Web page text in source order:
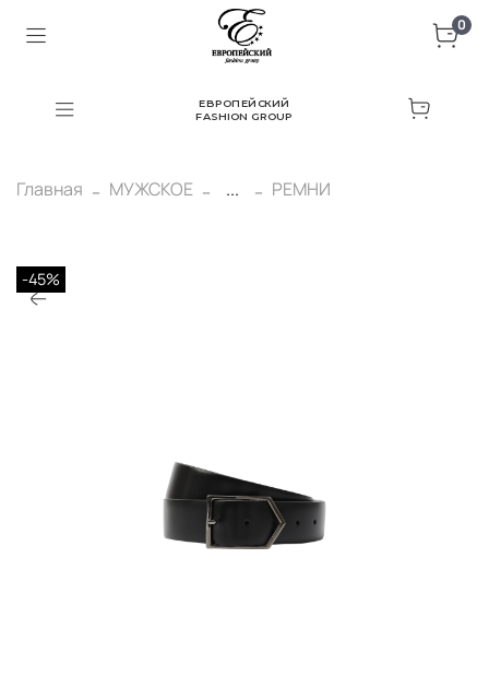
0
ЕВРОПЕЙСКИЙ
FASHION GROUP
Главная МУЖСКОЕ ... РЕМНИ
-45%